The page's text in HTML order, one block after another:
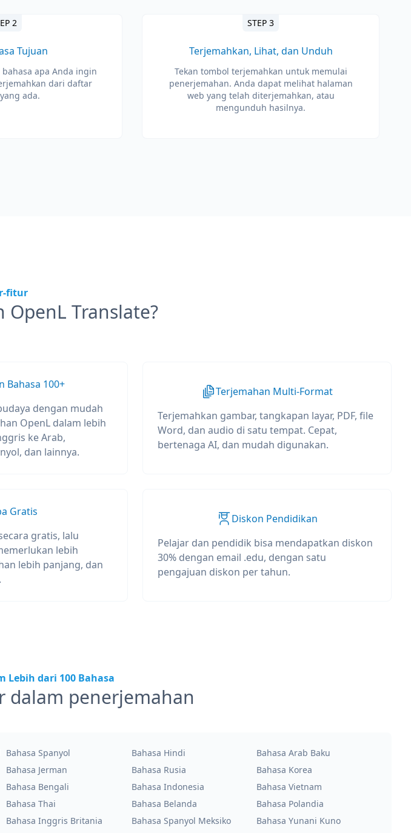
2
Tujuan
apa Anda ingin
dari daftar
ada.
STEP 3
Terjemahkan, Lihat, dan Unduh
Tekan tombol terjemahkan untuk memulai
penerjemahan. Anda dapat melihat halaman
web yang telah diterjemahkan, atau
mengunduh hasilnya.
fitur
Translate?
Bahasa 100+
dengan mudah
OpenL dalam lebih
ke Arab,
dan lainnya.
Terjemahan Multi-Format
Terjemahkan gambar, tangkapan layar, PDF, file
Word, dan audio di satu tempat. Cepat,
bertenaga AI, dan mudah digunakan.
Gratis
gratis, lalu
lebih
lebih panjang, dan
Diskon Pendidikan
Pelajar dan pendidik bisa mendapatkan diskon
30% dengan email .edu, dengan satu
pengajuan diskon per tahun.
Lebih dari 100 Bahasa
dalam penerjemahan
Bahasa Spanyol Bahasa Hindi
Bahasa Arab Baku
Bahasa Jerman Bahasa Rusia
Bahasa Korea
Bahasa Bengali Bahasa Indonesia
Bahasa Vietnam
Bahasa Thai Bahasa Belanda
Bahasa Polandia
Bahasa Inggris Britania Bahasa Spanyol Meksiko
Bahasa Yunani Kuno